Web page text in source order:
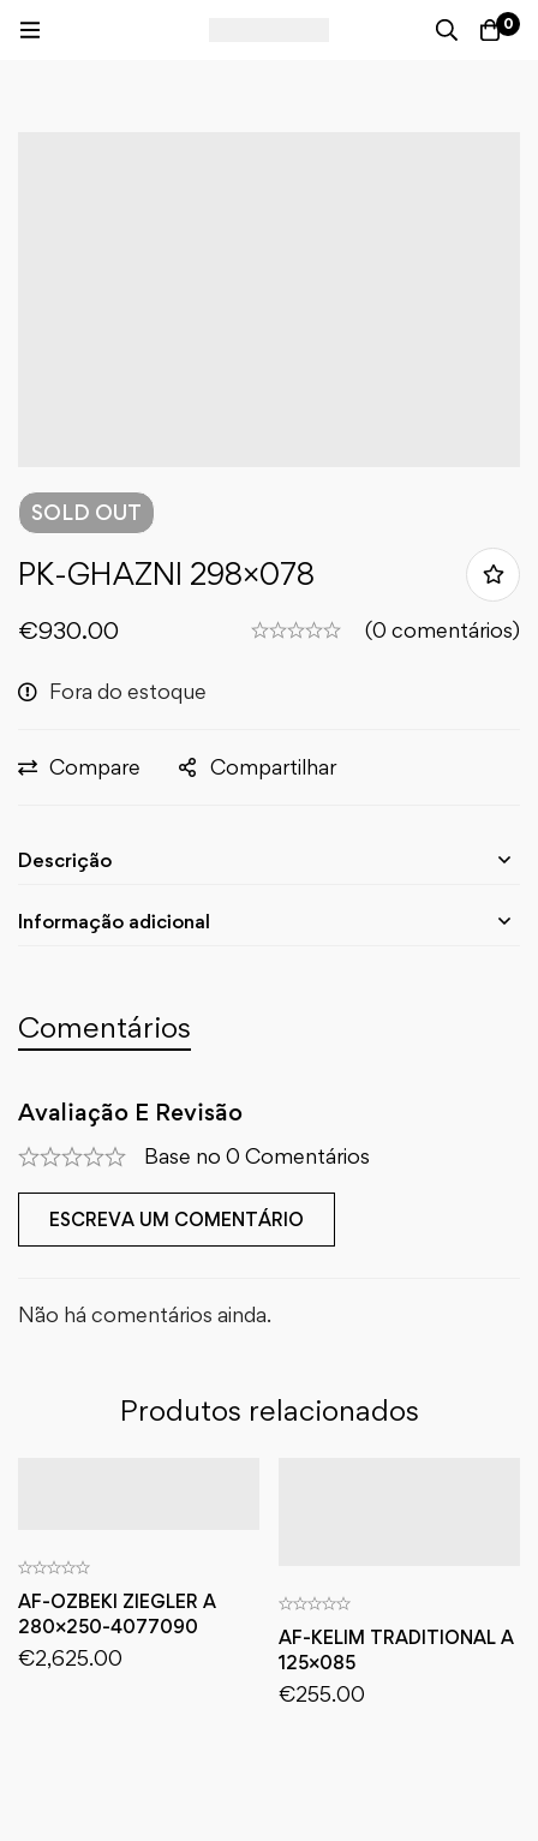
0
SOLD OUT
PK-GHAZNI 298×078
€930.00 (0 comentários)
Fora do estoque
Compare Compartilhar
Descrição
Informação adicional
Comentários
Avaliação E Revisão
Base no 0 Comentários
ESCREVA UM COMENTÁRIO
Não há comentários ainda.
Produtos relacionados
AF-OZBEKI ZIEGLER A
280×250-4077090
€2,625.00
AF-KELIM TRADITIONAL A
125×085
€255.00